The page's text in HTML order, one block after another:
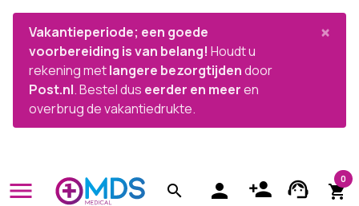
×
Vakantieperiode; een goede
voorbereiding is van belang! Houdt u
rekening metlangere bezorgtijdendoor
Post.nl. Bestel dus eerder en meeren
overbrug de vakantiedrukte.
menu search person person_add support_agent shopping_cart
0

